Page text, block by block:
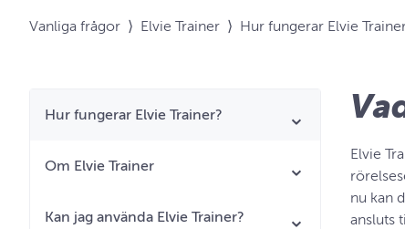
Vanliga frågor ⟩ Elvie Trainer ⟩ Hur fungerar Elvie
Hur fungerar Elvie Trainer?
Om Elvie Trainer
Kan jag använda Elvie Trainer?
Elvie
nu kan
ansluts